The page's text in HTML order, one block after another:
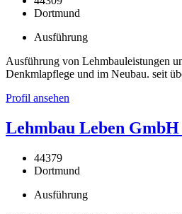
Dortmund
Ausführung
Ausführung von Lehmbauleistungen
Denkmlapflege und im Neubau. seit
Profil ansehen
Lehmbau Leben
44379
Dortmund
Ausführung